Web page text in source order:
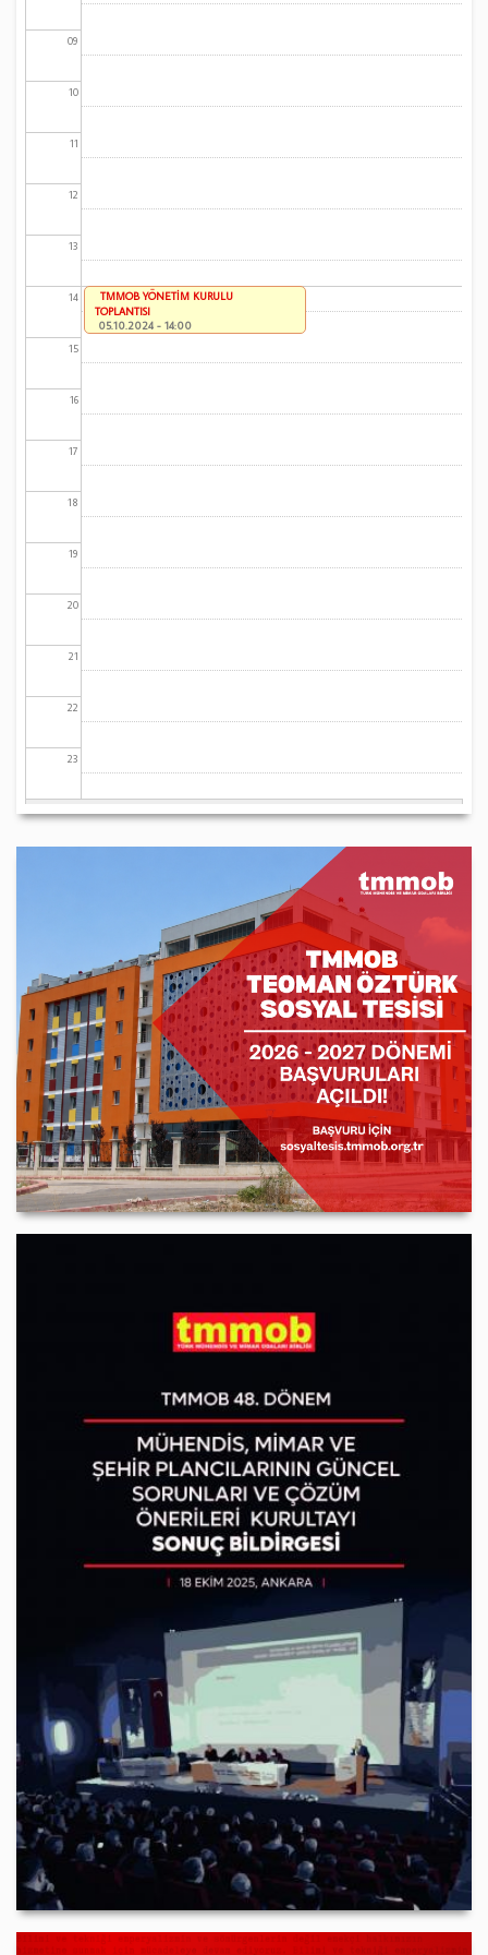
09
10
11
12
13
14
15
16
17
18
19
20
21
22
23
TMMOB YÖNETİM KURULU
TOPLANTISI
05.10.2024 - 14:00